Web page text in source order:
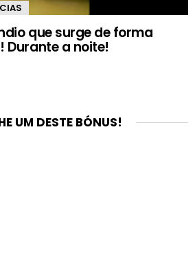
que surge de forma
Durante a noite!
UM DESTE BÓNUS!